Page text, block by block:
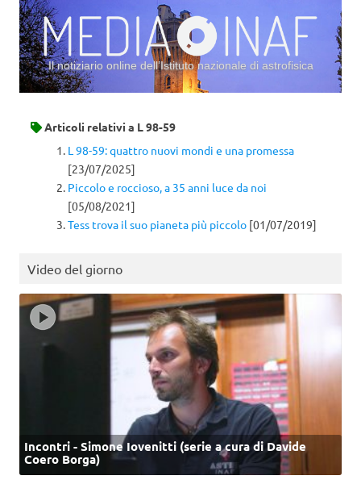
Il notiziario online dell’Istituto nazionale di astrofisica
Articoli relativi a L 98-59
L 98-59: quattro nuovi mondi e una promessa
[23/07/2025]
Piccolo e roccioso, a 35 anni luce da noi
[05/08/2021]
Tess trova il suo pianeta più piccolo [01/07/2019]
Video del giorno
Incontri - Simone Iovenitti (serie a cura di Davide
Coero Borga)